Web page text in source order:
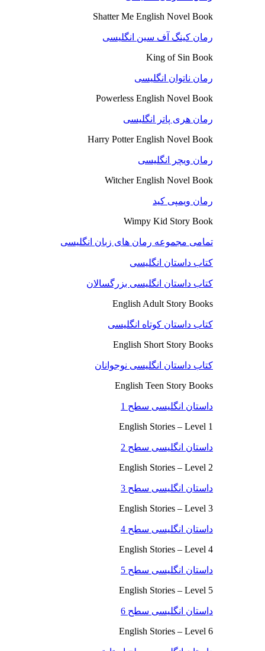
Shatter Me English Novel Book
رمان کینگ آف سین انگلیسی
King of Sin Book
رمان ناتوان انگلیسی
Powerless English Novel Book
رمان هری پاتر انگلیسی
Harry Potter English Novel Book
رمان ویچر انگلیسی
Witcher English Novel Book
رمان ویمپی کید
Wimpy Kid Story Book
تمامی مجموعه رمان های زبان انگلیسی
کتاب داستان انگلیسی
کتاب داستان انگلیسی بزرگسالان
English Adult Story Books
کتاب داستان کوتاه انگلیسی
English Short Story Books
کتاب داستان انگلیسی نوجوانان
English Teen Story Books
داستان انگلیسی سطح 1
English Stories – Level 1
داستان انگلیسی سطح 2
English Stories – Level 2
داستان انگلیسی سطح 3
English Stories – Level 3
داستان انگلیسی سطح 4
English Stories – Level 4
داستان انگلیسی سطح 5
English Stories – Level 5
داستان انگلیسی سطح 6
English Stories – Level 6